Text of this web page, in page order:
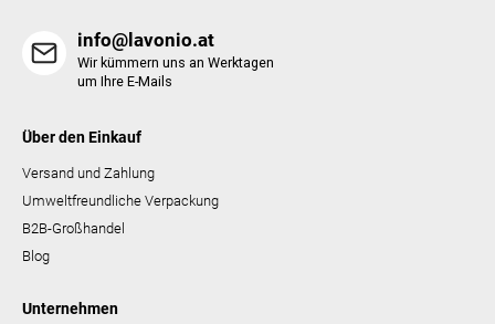
info@lavonio.at
Wir kümmern uns an Werktagen
um Ihre E-Mails
Über den Einkauf
Versand und Zahlung
Umweltfreundliche Verpackung
B2B-Großhandel
Blog
Unternehmen